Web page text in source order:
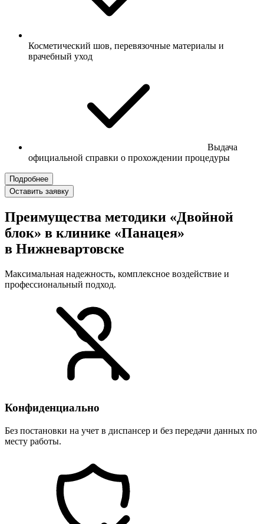
Косметический шов, перевязочные материалы и
врачебный уход
Выдача
официальной справки о прохождении процедуры
Подробнее
Оставить заявку
Преимущества методики «Двойной
блок» в клинике «Панацея»
в Нижневартовске
Максимальная надежность, комплексное воздействие и
профессиональный подход.
Конфиденциально
Без постановки на учет в диспансер и без передачи данных по
месту работы.